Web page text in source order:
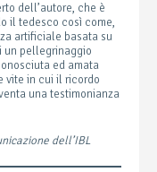
dell’autore, che è
il tedesco così come,
artificiale basata su
un pellegrinaggio
ed amata
vite in cui il ricordo
una testimonianza
dell’IBL